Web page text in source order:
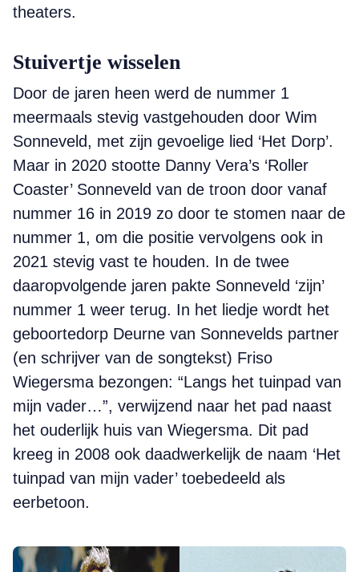
theaters.
Stuivertje wisselen
Door de jaren heen werd de nummer 1
meermaals stevig vastgehouden door Wim
Sonneveld, met zijn gevoelige lied ‘Het Dorp’.
Maar in 2020 stootte Danny Vera’s ‘Roller
Coaster’ Sonneveld van de troon door vanaf
nummer 16 in 2019 zo door te stomen naar de
nummer 1, om die positie vervolgens ook in
2021 stevig vast te houden. In de twee
daaropvolgende jaren pakte Sonneveld ‘zijn’
nummer 1 weer terug. In het liedje wordt het
geboortedorp Deurne van Sonnevelds partner
(en schrijver van de songtekst) Friso
Wiegersma bezongen: “Langs het tuinpad van
mijn vader…”, verwijzend naar het pad naast
het ouderlijk huis van Wiegersma. Dit pad
kreeg in 2008 ook daadwerkelijk de naam ‘Het
tuinpad van mijn vader’ toebedeeld als
eerbetoon.